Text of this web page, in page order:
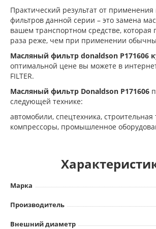
Практический результат от
фильтров данной серии – это замена
вашем транспортном средстве, которая
раза реже, чем при применении
Масляный фильтр donaldson P171606
оптимальной цене вы можете в
FILTER.
Масляный фильтр Donaldson P171606
следующей технике:
автомобили, cпецтехника, cтроительная
компрессоры, промышленное
Марка
Производитель
Внешний диаметр